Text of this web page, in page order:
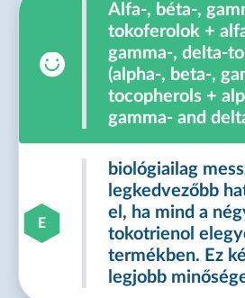
Alfa-, béta-,
tokoferolok +
gamma-, delta-
(alpha-, beta-,
tocopherols +
gamma- and
E
biológiailag
legkedvezőbb
el, ha mind a
tokotrienol
termékben. Ez
legjobb